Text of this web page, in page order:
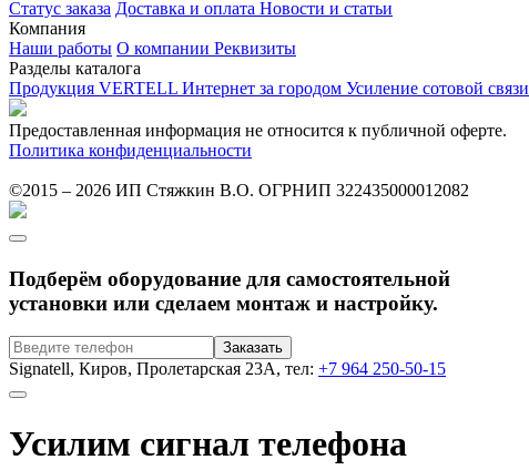
Статус заказа Доставка и оплата Новости и статьи
Компания
Наши работы О компании Реквизиты
Разделы каталога
Продукция VERTELL Интернет за городом Усиление сотовой связи
Предоставленная информация не относится к публичной оферте.
Политика конфиденциальности
©2015 – 2026 ИП Стяжкин В.О. ОГРНИП 322435000012082
Подберём оборудование для самостоятельной
установки или сделаем монтаж и настройку.
Signatell, Киров, Пролетарская 23А, тел: +7 964 250-50-15
Усилим сигнал телефона